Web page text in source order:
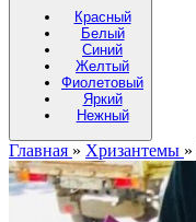
Красный
Белый
Синий
Желтый
Фиолетовый
Яркий
Нежный
Главная » Хризантемы »